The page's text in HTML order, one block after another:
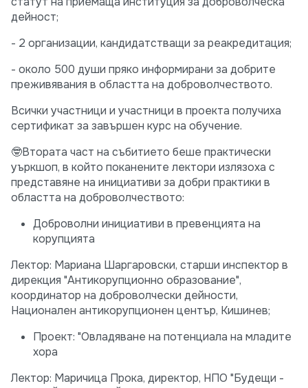
дейност;
- 2 организации, кандидатстващи за реакредитация;
- около 500 души пряко информирани за добрите
преживявания в областта на доброволчеството.
Всички участници и участници в проекта получиха
сертификат за завършен курс на обучение.
🤓Втората част на събитието беше практически
уъркшоп, в който поканените лектори излязоха с
представяне на инициативи за добри практики в
областта на доброволчеството:
Доброволни инициативи в превенцията на
корупцията
Лектор: Мариана Шаргаровски, старши инспектор в
дирекция "Антикорупционно образование",
координатор на доброволчески дейности,
Национален антикорупционен център, Кишинев;
Проект: "Овладяване на потенциала на младите
хора
Лектор: Маричица Прока, директор, НПО "Будещи -